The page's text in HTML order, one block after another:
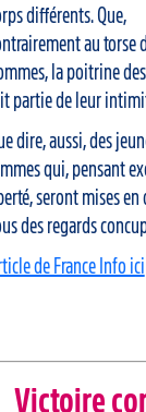
différents. Que,
au torse
la poitrine
partie de leur
dire, aussi, des
qui, pensant
seront mises en
des regards
de France Info ici
Victoire